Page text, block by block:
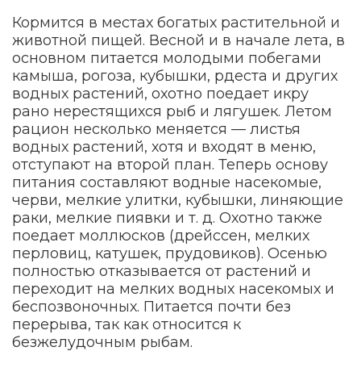
Кормится в местах богатых растительной и
животной пищей. Весной и в начале лета, в
основном питается молодыми побегами
камыша, рогоза, кубышки, рдеста и других
водных растений, охотно поедает икру
рано нерестящихся рыб и лягушек. Летом
рацион несколько меняется — листья
водных растений, хотя и входят в меню,
отступают на второй план. Теперь основу
питания составляют водные насекомые,
черви, мелкие улитки, кубышки, линяющие
раки, мелкие пиявки и т. д. Охотно также
поедает моллюсков (дрейссен, мелких
перловиц, катушек, прудовиков). Осенью
полностью отказывается от растений и
переходит на мелких водных насекомых и
беспозвоночных. Питается почти без
перерыва, так как относится к
безжелудочным рыбам.